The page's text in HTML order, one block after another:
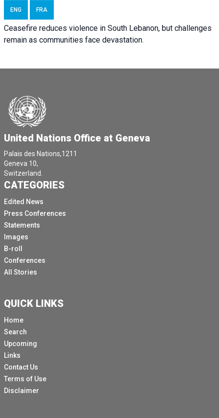
ENG FRA
Ceasefire reduces violence in South Lebanon, but challenges
remain as communities face devastation.
United Nations Office at Geneva
Palais des Nations,1211
Geneva 10,
Switzerland.
CATEGORIES
Edited News
Press Conferences
Statements
Images
B-roll
Conferences
All Stories
QUICK LINKS
Home
Search
Upcoming
Links
Contact Us
Terms of Use
Disclaimer